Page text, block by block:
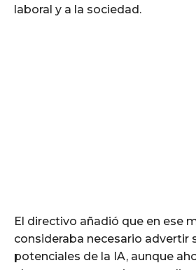
laboral y a la sociedad.
El directivo añadió que en ese
consideraba necesario advertir
potenciales de la IA, aunque